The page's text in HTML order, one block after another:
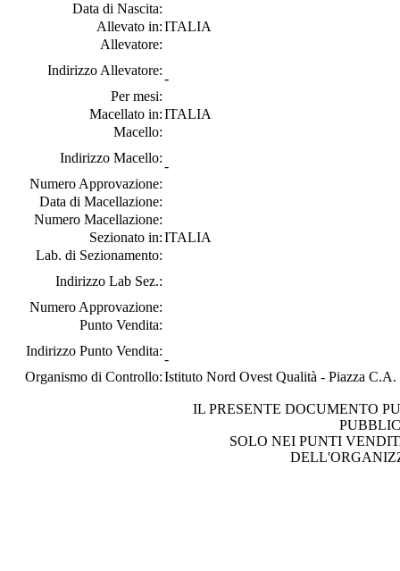
Data di Nascita:
Allevato in:ITALIA
Allevatore:
Indirizzo Allevatore:
-
Per mesi:
Macellato in:ITALIA
Macello:
Indirizzo Macello:
-
Numero Approvazione:
Data di Macellazione:
Numero Macellazione:
Sezionato in:ITALIA
Lab. di Sezionamento:
Indirizzo Lab Sez.:
Numero Approvazione:
Punto Vendita:
Indirizzo Punto Vendita:
-
Organismo di Controllo:Istituto Nord Ovest Qualità - Piazza
IL PRESENTE DOCUMENTO
SOLO NEI PUNTI